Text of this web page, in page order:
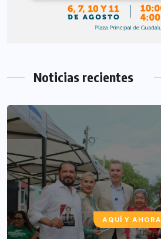
Noticias recientes
AQUÍ Y AHORA